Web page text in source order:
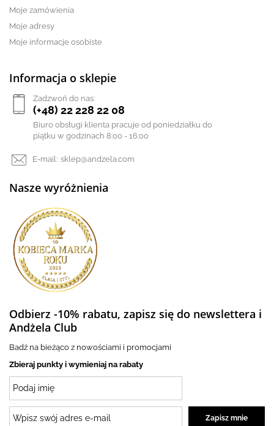
Moje zamówienia
Moje adresy
Moje informacje osobiste
Informacja o sklepie
Zadzwoń do nas:
(+48) 22 228 22 08
Biuro obsługi klienta pracuje od poniedziałku do
piątku w godzinach 8:00 - 16:00
E-mail: sklep@andzela.com
Nasze wyróżnienia
Odbierz -10% rabatu, zapisz się do newslettera i
Andżela Club
Badź na bieżąco z nowościami i promocjami
Zbieraj punkty i wymieniaj na rabaty